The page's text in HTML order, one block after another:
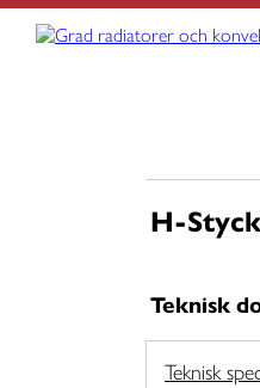
Skip
Grad radiatorer och konvektorer
Värme från golv till tak
H-
Teknisk
Teknisk